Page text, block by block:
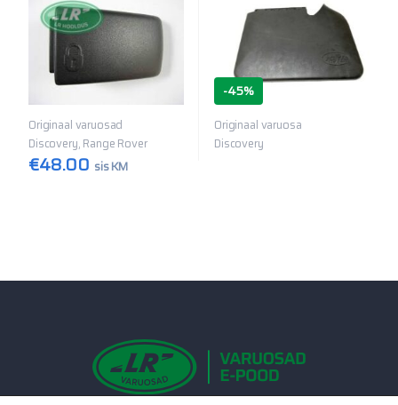
Originaal varuosad
Discovery, Range Rover
€48.00 sis KM
-45%
Originaal varuosa
Discovery